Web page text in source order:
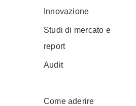
Innovazione
Studi di mercato e
report
Audit
Come aderire